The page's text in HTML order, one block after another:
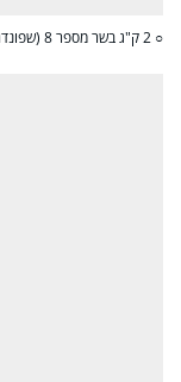
○ 2 ק"ג בשר מספר 8 (שפונדרה) פרוס לחתיכות בגודל בינוני